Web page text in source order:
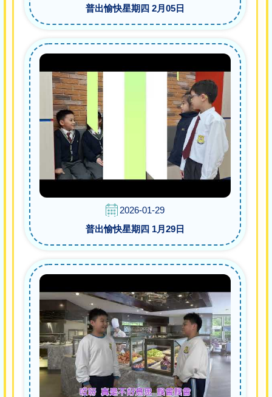
普出愉快星期四 2月05日
2026-01-29
普出愉快星期四 1月29日